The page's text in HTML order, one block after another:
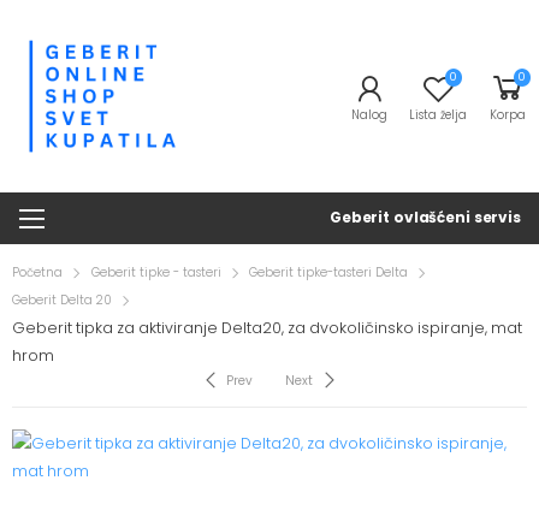
Nalog
0
Lista želja
0
Korpa
Geberit ovlašćeni servis
Početna Geberit tipke - tasteri
Geberit tipke-tasteri Delta
Geberit Delta 20
Geberit tipka za aktiviranje Delta20, za dvokoličinsko ispiranje, mat
hrom
Prev Next